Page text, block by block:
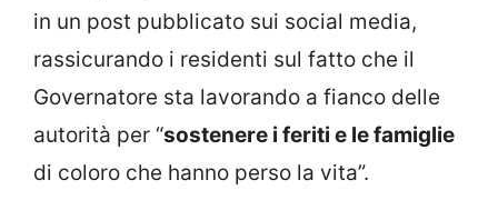
in un post pubblicato sui social media,
rassicurando i residenti sul fatto che il
Governatore sta lavorando a fianco delle
autorità per “sostenere i feriti e le famiglie
di coloro che hanno perso la vita”.